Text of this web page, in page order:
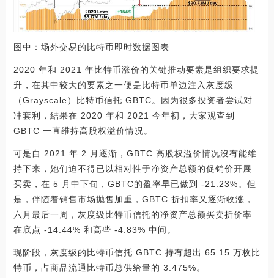
图中：场外交易的比特币即时数据图表
2020 年和 2021 年比特币涨价的关键推动要素是组织要求提
升，在其中较大的要素之一便是比特币单边注入灰度级
（Grayscale）比特币信托 GBTC。因为很多投资者尝试对
冲套利，結果在 2020 年和 2021 今年初，大家观查到
GBTC 一直维持高股权溢价情况。
可是自 2021 年 2 月逐渐，GBTC 高股权溢价情况沒有能维
持下来，她们迫不得已以相对性于净资产总额的促销价开展
买卖，在 5 月中下旬，GBTC的盈率早已做到 -21.23%。但
是，伴随着销售市场抛售加重，GBTC 折扣率又逐渐收涨，
六月最后一周，灰度级比特币信托的净资产总额买卖折价率
在底点 -14.44% 和高些 -4.83% 中间。
现阶段，灰度级的比特币信托 GBTC 持有超出 65.15 万枚比
特币，占商品流通比特币总供给量的 3.475%。